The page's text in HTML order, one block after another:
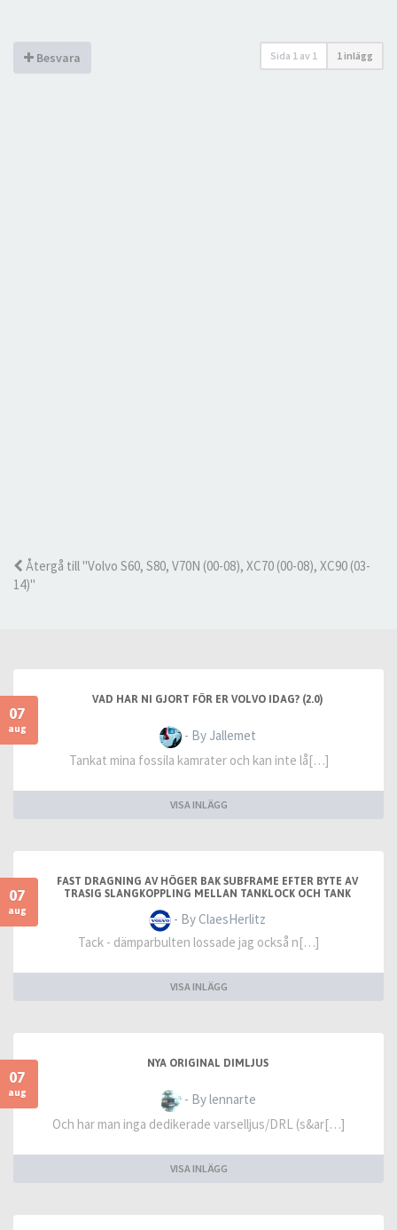
Besvara Sida 1 av 1 1 inlägg
Återgå till "Volvo S60, S80, V70N (00-08), XC70 (00-08), XC90 (03-
14)"
07
aug
VAD HAR NI GJORT FÖR ER VOLVO IDAG? (2.0)
- By Jallemet
Tankat mina fossila kamrater och kan inte lå[…]
VISA INLÄGG
07
aug
FAST DRAGNING AV HÖGER BAK SUBFRAME EFTER BYTE AV
TRASIG SLANGKOPPLING MELLAN TANKLOCK OCH TANK
- By ClaesHerlitz
Tack - dämparbulten lossade jag också n[…]
VISA INLÄGG
07
aug
NYA ORIGINAL DIMLJUS
- By lennarte
Och har man inga dedikerade varselljus/DRL (s&ar[…]
VISA INLÄGG